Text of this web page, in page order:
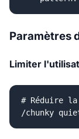
Paramètres
Limiter
# Réduire